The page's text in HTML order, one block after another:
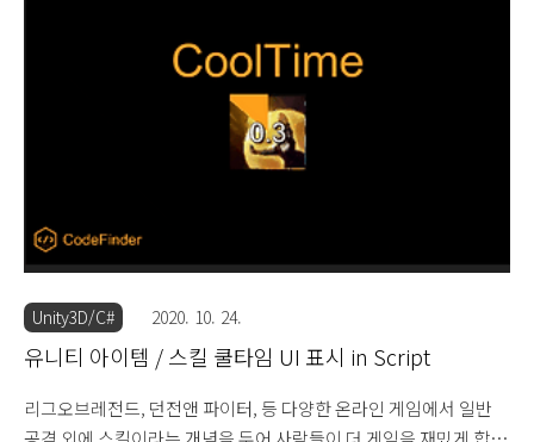
회전시키면 보통 사람들이 원하는 2D 공간에서의 회전하는 느낌을
줄 수 있으며 아이템이 돌아가며 공격하는 느낌, 전체 배경이 회전
하는 느낌, 장애물이 회전해서 이동을 방해하는 느낌, 등 다양하게
구현할 수 있습니다. 이번 예..
Unity3D/C# 2020. 10. 24.
유니티 아이템 / 스킬 쿨타임 UI 표시 in Script
리그오브레전드, 던전앤 파이터, 등 다양한 온라인 게임에서 일반